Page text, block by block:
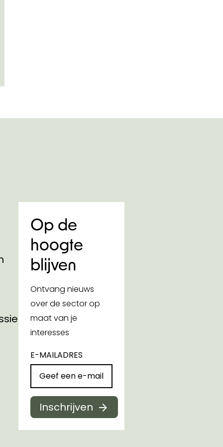
Op de
hoogte
blijven
Ontvang nieuws
over de sector op
maat van je
interesses
E-MAILADRES
Inschrijven